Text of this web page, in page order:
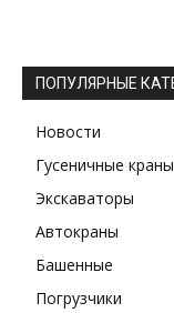
ПОПУЛЯРНЫЕ
Новости
Гусеничные краны
Экскаваторы
Автокраны
Башенные
Погрузчики